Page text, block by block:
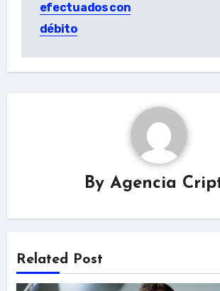
efectuados con
débito
By Agencia
Related Post